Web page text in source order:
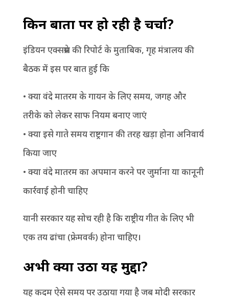
किन बातों पर हो रही है चर्चा?
इंडियन एक्सप्रेस की रिपोर्ट के मुताबिक, गृह मंत्रालय की
बैठक में इस पर बात हुई कि
• क्या वंदे मातरम के गायन के लिए समय, जगह और
तरीके को लेकर साफ नियम बनाए जाएं
• क्या इसे गाते समय राष्ट्रगान की तरह खड़ा होना अनिवार्य
किया जाए
• क्या वंदे मातरम का अपमान करने पर जुर्माना या कानूनी
कार्रवाई होनी चाहिए
यानी सरकार यह सोच रही है कि राष्ट्रीय गीत के लिए भी
एक तय ढांचा (फ्रेमवर्क) होना चाहिए।
अभी क्यों उठा यह मुद्दा?
यह कदम ऐसे समय पर उठाया गया है जब मोदी सरकार